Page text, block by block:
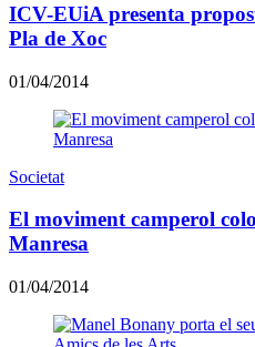
ICV-EUiA presenta
Pla de Xoc
01/04/2014
Societat
El moviment camperol
Manresa
01/04/2014